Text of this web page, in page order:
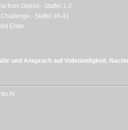
from Detroit - Staffel 1-2
- Staffel 36-41
Enter
und Anspruch auf Vollständigkeit.
AI